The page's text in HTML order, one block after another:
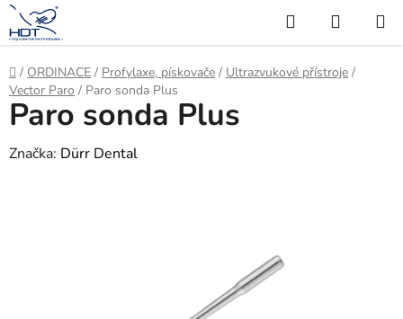
Přejít
na
obsah
Hledat
KOŠÍK
Domů
/ ORDINACE / Profylaxe, pískovače / Ultrazvukové přístroje /
Vector Paro / Paro sonda Plus
Paro sonda Plus
Značka: Dürr Dental